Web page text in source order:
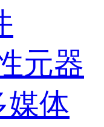
元器
媒体